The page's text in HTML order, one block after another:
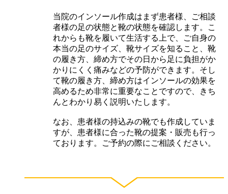
当院のインソール作成はまず患者様、ご相談
者様の足の状態と靴の状態を確認します。こ
れからも靴を履いて生活する上で、ご自身の
本当の足のサイズ、靴サイズを知ること、靴
の履き方、締め方でその日から足に負担がか
かりにくく痛みなどの予防ができます。そし
て靴の履き方、締め方はインソールの効果を
高めるため非常に重要なことですので、きち
んとわかり易く説明いたします。
なお、患者様の持込みの靴でも作成していま
すが、患者様に合った靴の提案・販売も行っ
ております。ご予約の際にご相談ください。